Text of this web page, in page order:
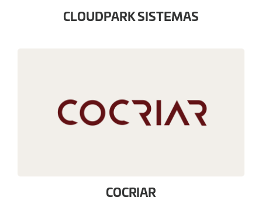
CLOUDPARK SISTEMAS
COCRIAR